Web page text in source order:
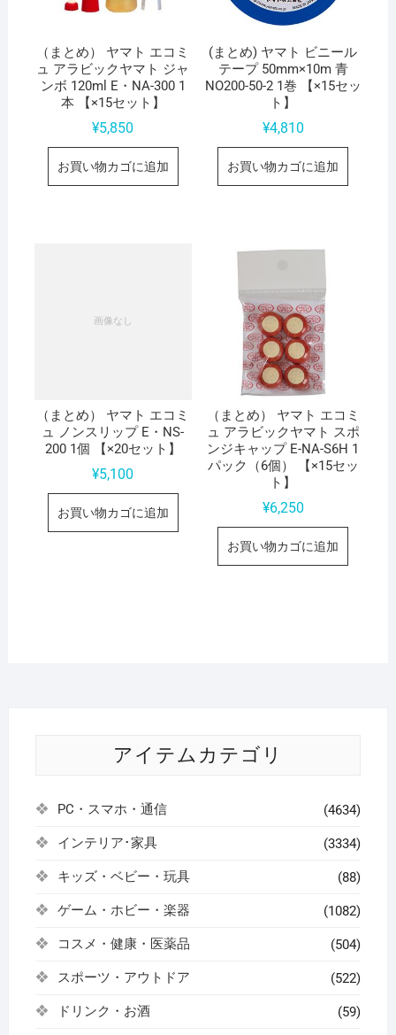
（まとめ） ヤマト エコミ
ュ アラビックヤマト ジャ
ンボ 120ml E・NA-300 1
本 【×15セット】
¥5,850
お買い物カゴに追加
(まとめ) ヤマト ビニール
テープ 50mm×10m 青
NO200-50-2 1巻 【×15セッ
ト】
¥4,810
お買い物カゴに追加
（まとめ） ヤマト エコミ
ュ ノンスリップ E・NS-
200 1個 【×20セット】
¥5,100
お買い物カゴに追加
（まとめ） ヤマト エコミ
ュ アラビックヤマト スポ
ンジキャップ E-NA-S6H 1
パック（6個） 【×15セッ
ト】
¥6,250
お買い物カゴに追加
アイテムカテゴリ
PC・スマホ・通信 (4634)
インテリア･家具 (3334)
キッズ・ベビー・玩具 (88)
ゲーム・ホビー・楽器 (1082)
コスメ・健康・医薬品 (504)
スポーツ・アウトドア (522)
ドリンク・お酒 (59)